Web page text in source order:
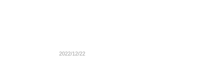
2022/12/22